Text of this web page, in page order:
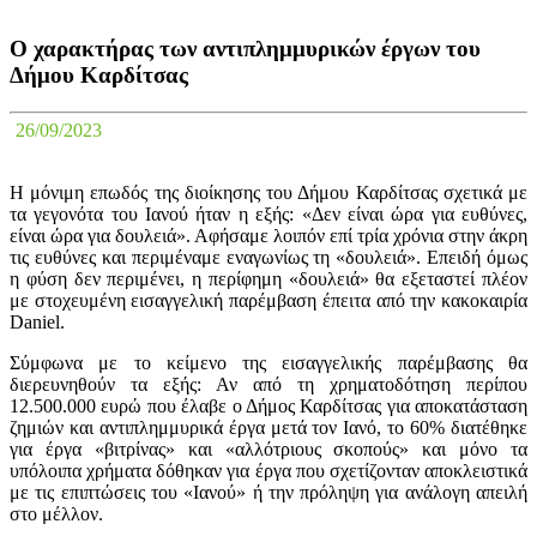
Ο χαρακτήρας των αντιπλημμυρικών έργων του
Δήμου Καρδίτσας
26/09/2023
Η μόνιμη επωδός της διοίκησης του Δήμου Καρδίτσας σχετικά με
τα γεγονότα του Ιανού ήταν η εξής: «Δεν είναι ώρα για ευθύνες,
είναι ώρα για δουλειά». Αφήσαμε λοιπόν επί τρία χρόνια στην άκρη
τις ευθύνες και περιμέναμε εναγωνίως τη «δουλειά». Επειδή όμως
η φύση δεν περιμένει, η περίφημη «δουλειά» θα εξεταστεί πλέον
με στοχευμένη εισαγγελική παρέμβαση έπειτα από την κακοκαιρία
Daniel.
Σύμφωνα με το κείμενο της εισαγγελικής παρέμβασης θα
διερευνηθούν τα εξής: Αν από τη χρηματοδότηση περίπου
12.500.000 ευρώ που έλαβε ο Δήμος Καρδίτσας για αποκατάσταση
ζημιών και αντιπλημμυρικά έργα μετά τον Ιανό, το 60% διατέθηκε
για έργα «βιτρίνας» και «αλλότριους σκοπούς» και μόνο τα
υπόλοιπα χρήματα δόθηκαν για έργα που σχετίζονταν αποκλειστικά
με τις επιπτώσεις του «Ιανού» ή την πρόληψη για ανάλογη απειλή
στο μέλλον.